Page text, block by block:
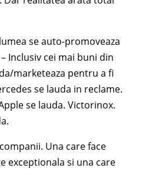
se auto-promoveaza
Inclusiv cei mai buni din
marketeaza pentru a fi
se lauda in reclame.
se lauda. Victorinox.
Una care face
exceptionala si una care